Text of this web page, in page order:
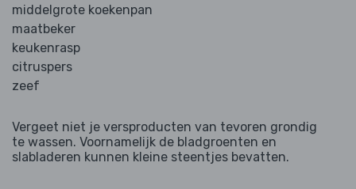
middelgrote koekenpan
maatbeker
keukenrasp
citruspers
zeef
Vergeet niet je versproducten van tevoren grondig
te wassen. Voornamelijk de bladgroenten en
slabladeren kunnen kleine steentjes bevatten.